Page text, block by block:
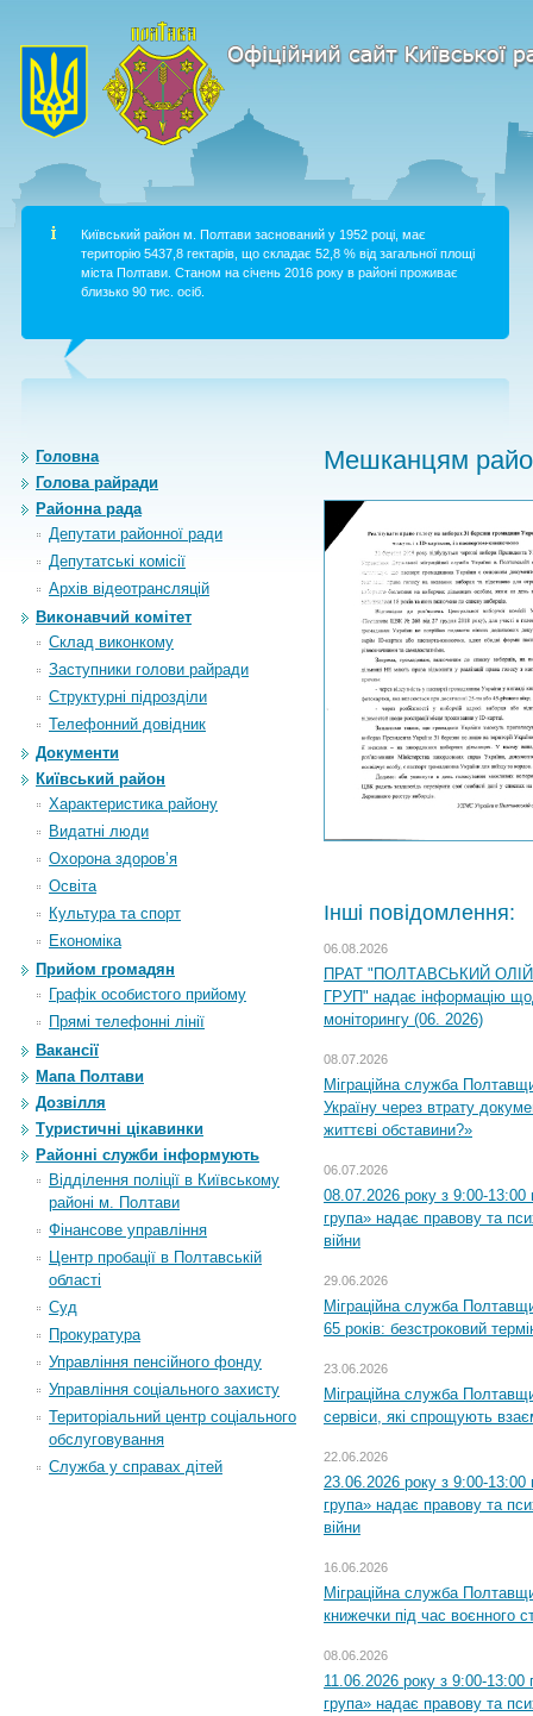
Київський район м. Полтави заснований у 1952 році, має
територію 5437,8 гектарів, що складає 52,8 % від загальної площі
міста Полтави. Станом на січень 2016 року в районі проживає
близько 90 тис. осіб.
Головна
Голова райради
Районна рада
Депутати районної ради
Депутатські комісії
Архiв вiдеотрансляцiй
Виконавчий комітет
Склад виконкому
Заступники голови райради
Структурні підрозділи
Телефонний довідник
Документи
Київський район
Характеристика району
Видатні люди
Охорона здоров’я
Освіта
Культура та спорт
Економіка
Прийом громадян
Графік особистого прийому
Прямі телефонні лінії
Вакансії
Мапа Полтави
Дозвілля
Туристичні цікавинки
Районні служби інформують
Відділення поліції в Київському
районі м. Полтави
Фінансове управління
Центр пробації в Полтавській
області
Суд
Прокуратура
Управління пенсійного фонду
Управління соціального захисту
Територіальний центр соціального
обслуговування
Служба у справах дітей
Мешканцям
Інші повідомлення:
06.08.2026
ПРАТ "ПОЛТАВСЬКИЙ
ГРУП" надає інформацію
моніторингу (06. 2026)
08.07.2026
Міграційна служба
Україну через втрату
життєві обставини?»
06.07.2026
08.07.2026 року з 9:00-13:00
група» надає правову та
війни
29.06.2026
Міграційна служба
65 років: безстроковий
23.06.2026
Міграційна служба
сервіси, які спрощують
22.06.2026
23.06.2026 року з 9:00-13:00
група» надає правову та
війни
16.06.2026
Міграційна служба
книжечки під час воєнного
08.06.2026
11.06.2026 року з 9:00-13:00
група» надає правову та